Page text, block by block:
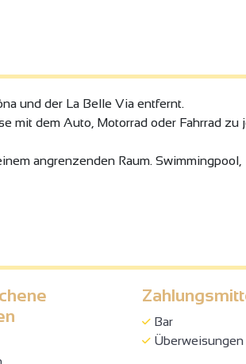
und der La Belle Via entfernt.
mit dem Auto, Motorrad oder Fahrrad zu
angrenzenden Raum. Swimmingpool,
Bar
Überweisungen